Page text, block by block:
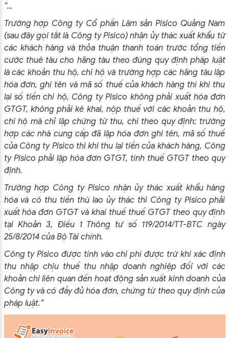
“…
Trường hợp Công ty Cổ phần Lâm sản Pisico Quảng Nam
(sau đây gọi tắt là Công ty Pisico) nhận ủy thác xuất khẩu từ
các khách hàng và thỏa thuận thanh toán trước tổng tiền
cước thuê tàu cho hãng tàu theo đúng quy định pháp luật
là các khoản thu hộ, chi hộ và trường hợp các hãng tàu lập
hóa đơn, ghi tên và mã số thuế của khách hàng thì khi thu
lại số tiền chi hộ, Công ty Pisico không phải xuất hóa đơn
GTGT, không phải kê khai, nộp thuế với các khoản thu hộ,
chi hộ mà chỉ lập chứng từ thu, chi theo quy định; trường
hợp các nhà cung cấp đã lập hóa đơn ghi tên, mã số thuế
của Công ty Pisico thì khi thu lại tiền của khách hàng, Công
ty Pisico phải lập hóa đơn GTGT, tính thuế GTGT theo quy
định.
Trường hợp Công ty Pisico nhận ủy thác xuất khẩu hàng
hóa và có thu tiền thù lao ủy thác thì Công ty Pisico phải
xuất hóa đơn GTGT và khai thuế thuế GTGT theo quy định
tại Khoản 3, Điều 1 Thông tư số 119/2014/TT-BTC ngày
25/8/2014 của Bộ Tài chính.
Công ty Pisico được tính vào chi phí được trừ khi xác định
thu nhập chịu thuế thu nhập doanh nghiệp đối với các
khoản chi liên quan đến hoạt động sản xuất kinh doanh của
Công ty và có đầy đủ hóa đơn, chứng từ theo quy định của
pháp luật.”